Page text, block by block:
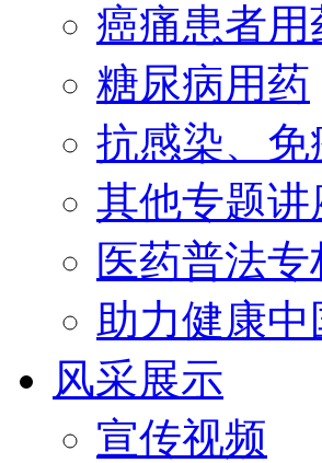
癌痛患者用
糖尿病用药
抗感染、免
其他专题讲
医药普法专
助力健康中
风采展示
宣传视频